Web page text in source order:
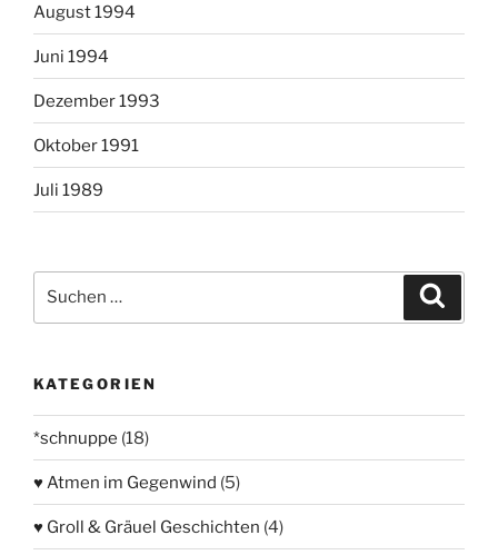
August 1994
Juni 1994
Dezember 1993
Oktober 1991
Juli 1989
nach:
KATEGORIEN
*schnuppe (18)
♥ Atmen im Gegenwind (5)
♥ Groll & Gräuel Geschichten (4)